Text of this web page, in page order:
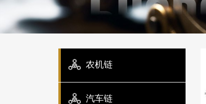
农机链
汽车链